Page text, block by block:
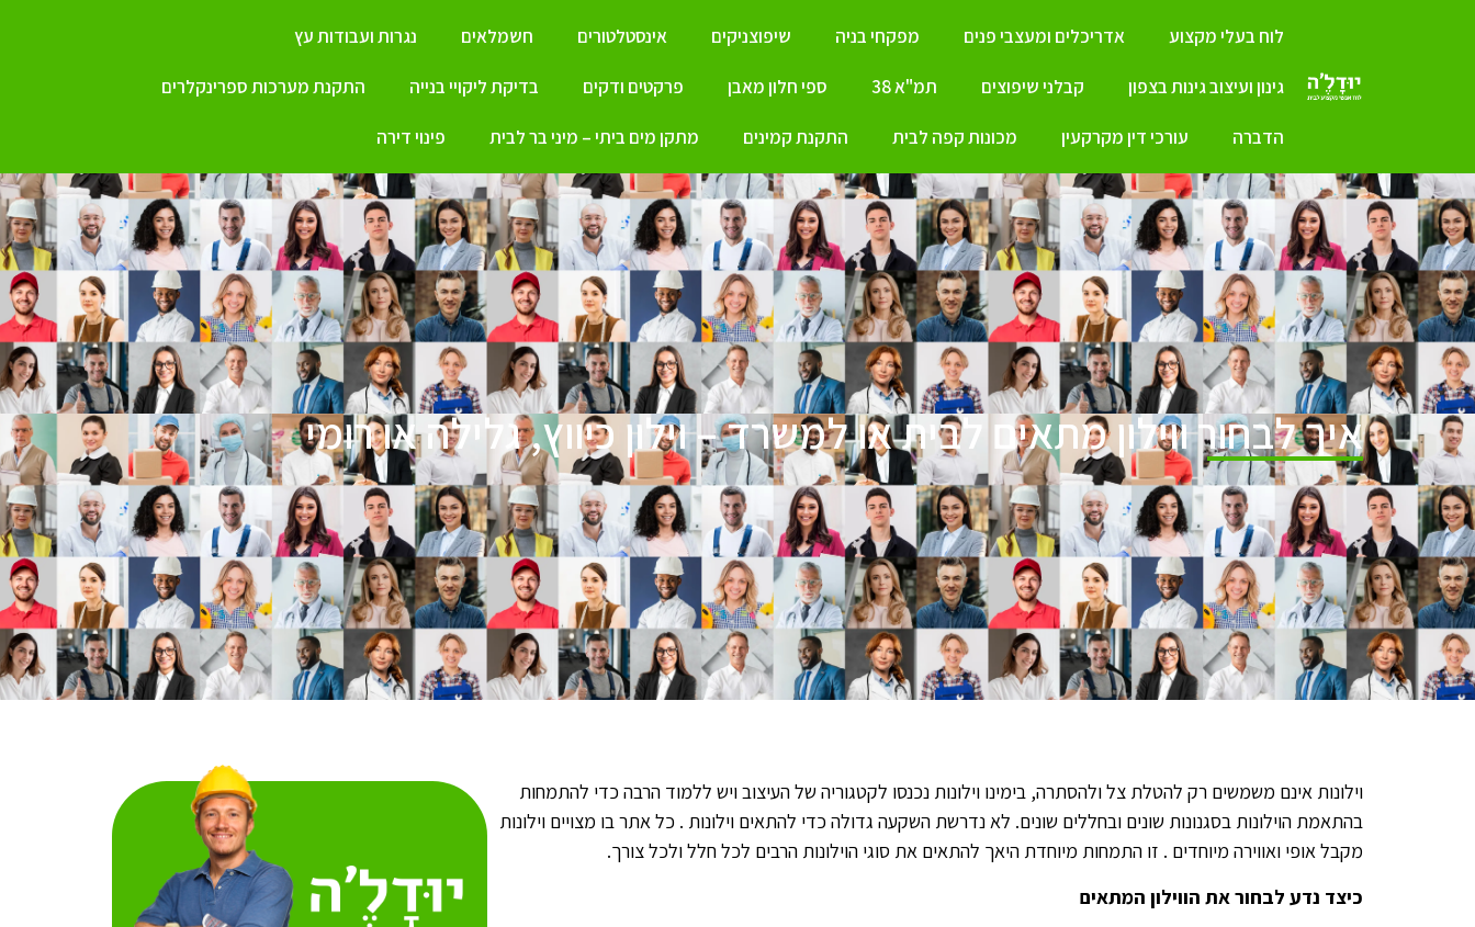
לוח בעלי מקצוע אדריכלים ומעצבי פנים מפקחי בניה שיפוצניקים אינסטלטורים חשמלאים נגרות ועבודות עץ
גינון ועיצוב גינות בצפון קבלני שיפוצים תמ"א 38 ספי חלון מאבן פרקטים ודקים בדיקת ליקויי בנייה התקנת מערכות ספרינקלרים
הדברה עורכי דין מקרקעין מכונות קפה לבית התקנת קמינים מתקן מים ביתי – מיני בר לבית פינוי דירה
איך לבחור ווילון מתאים לבית או למשרד – וילון כיווץ, גלילה או רומי
וילונות אינם משמשים רק להטלת צל ולהסתרה, בימינו וילונות נכנסו לקטגוריה של העיצוב ויש ללמוד הרבה כדי להתמחות
בהתאמת הוילונות בסגנונות שונים ובחללים שונים. לא נדרשת השקעה גדולה כדי להתאים וילונות . כל אתר בו מצויים וילונות
מקבל אופי ואווירה מיוחדים . זו התמחות מיוחדת היאך להתאים את סוגי הוילונות הרבים לכל חלל ולכל צורך.
כיצד נדע לבחור את הווילון המתאים